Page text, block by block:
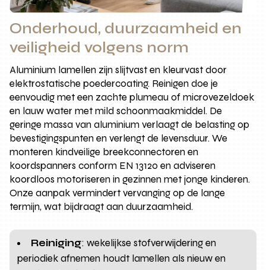
Onderhoud, duurzaamheid en
veiligheid volgens norm
Aluminium lamellen zijn slijtvast en kleurvast door
elektrostatische poedercoating. Reinigen doe je
eenvoudig met een zachte plumeau of microvezeldoek
en lauw water met mild schoonmaakmiddel. De
geringe massa van aluminium verlaagt de belasting op
bevestigingspunten en verlengt de levensduur. We
monteren kindveilige breekconnectoren en
koordspanners conform EN 13120 en adviseren
koordloos motoriseren in gezinnen met jonge kinderen.
Onze aanpak vermindert vervanging op de lange
termijn, wat bijdraagt aan duurzaamheid.
Reiniging: wekelijkse stofverwijdering en
periodiek afnemen houdt lamellen als nieuw en